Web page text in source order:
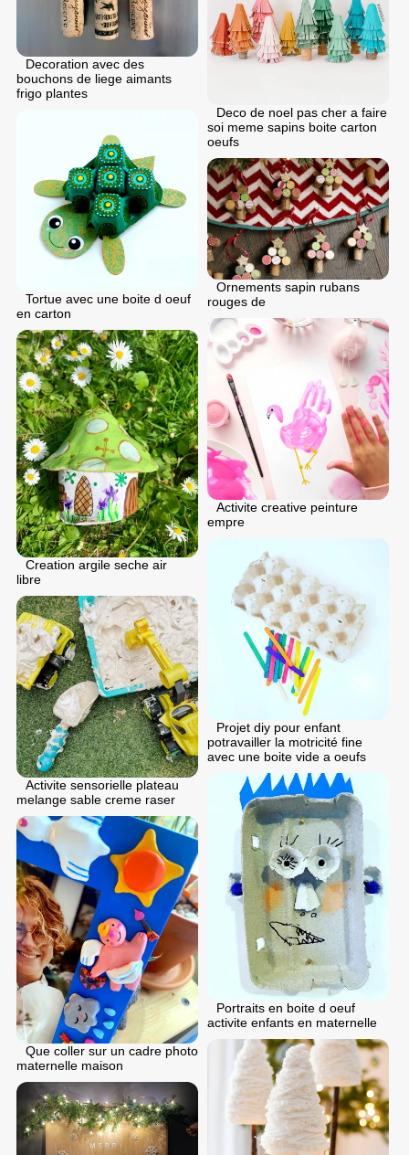
Decoration avec des
bouchons de liege aimants
frigo plantes
Deco de noel pas cher a faire
soi meme sapins boite carton
oeufs
Tortue avec une boite d oeuf
en carton
Ornements sapin rubans
rouges de
Activite creative peinture
empre
Creation argile seche air
libre
Projet diy pour enfant
potravailler la motricité fine
avec une boite vide a oeufs
Activite sensorielle plateau
melange sable creme raser
Portraits en boite d oeuf
activite enfants en maternelle
Que coller sur un cadre photo
maternelle maison